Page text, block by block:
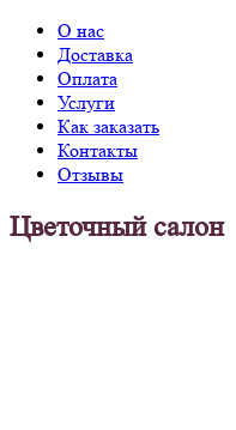
О нас
Доставка
Оплата
Услуги
Как заказать
Контакты
Отзывы
Цветочный салон